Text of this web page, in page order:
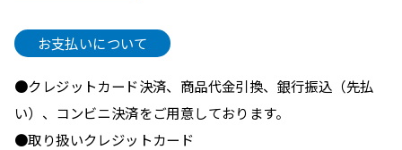
お支払いについて
●クレジットカード決済、商品代金引換、銀行振込（先払
い）、コンビニ決済をご用意しております。
●取り扱いクレジットカード